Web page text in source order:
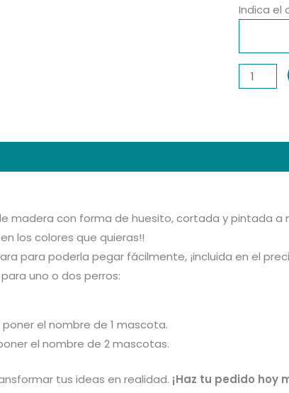
Indica el
madera con forma de huesito, cortada y pintada
los colores que quieras!!
para poderla pegar fácilmente, ¡incluida en el
uno o dos perros:
poner el nombre de 1 mascota.
el nombre de 2 mascotas.
tus ideas en realidad. ¡Haz tu pedido hoy